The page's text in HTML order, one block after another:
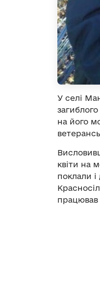
У селі
на його
квіти на
поклали